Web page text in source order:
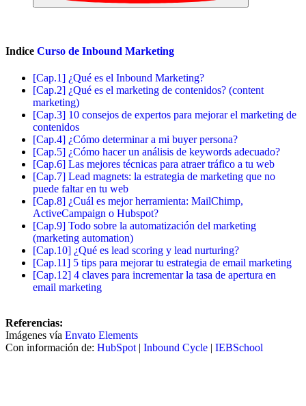
Indice Curso de Inbound Marketing
[Cap.1] ¿Qué es el Inbound Marketing?
[Cap.2] ¿Qué es el marketing de contenidos? (content
marketing)
[Cap.3] 10 consejos de expertos para mejorar el marketing de
contenidos
[Cap.4] ¿Cómo determinar a mi buyer persona?
[Cap.5] ¿Cómo hacer un análisis de keywords adecuado?
[Cap.6] Las mejores técnicas para atraer tráfico a tu web
[Cap.7] Lead magnets: la estrategia de marketing que no
puede faltar en tu web
[Cap.8] ¿Cuál es mejor herramienta: MailChimp,
ActiveCampaign o Hubspot?
[Cap.9] Todo sobre la automatización del marketing
(marketing automation)
[Cap.10] ¿Qué es lead scoring y lead nurturing?
[Cap.11] 5 tips para mejorar tu estrategia de email marketing
[Cap.12] 4 claves para incrementar la tasa de apertura en
email marketing
Referencias:
Imágenes vía Envato Elements
Con información de: HubSpot | Inbound Cycle | IEBSchool